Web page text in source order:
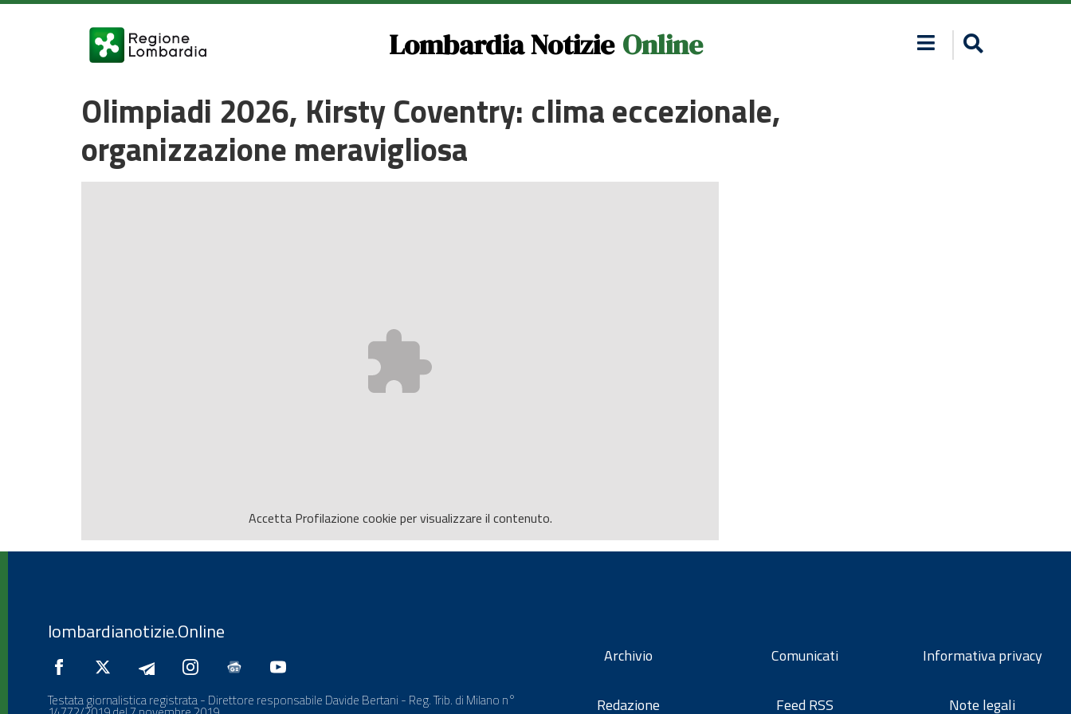
Lombardia Notizie Online
Olimpiadi 2026, Kirsty Coventry: clima eccezionale,
organizzazione meravigliosa
Accetta Profilazione cookie per visualizzare il contenuto.
lombardianotizie.Online
Testata giornalistica registrata - Direttore responsabile Davide Bertani - Reg. Trib. di Milano n°
Archivio
Redazione
Comunicati
Feed RSS
Informativa privacy
Note legali